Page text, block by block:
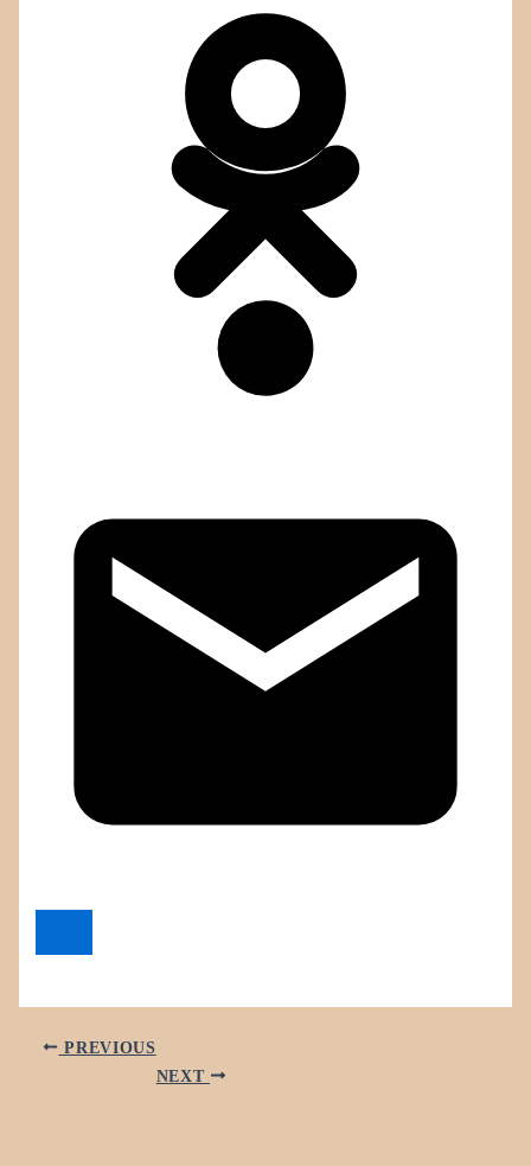
PREVIOUS
NEXT